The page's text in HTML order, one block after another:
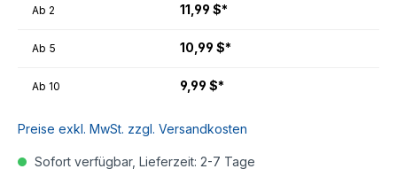
Ab 2 11,99 $*
Ab 5 10,99 $*
Ab 10 9,99 $*
Preise exkl. MwSt. zzgl. Versandkosten
Sofort verfügbar, Lieferzeit: 2-7 Tage